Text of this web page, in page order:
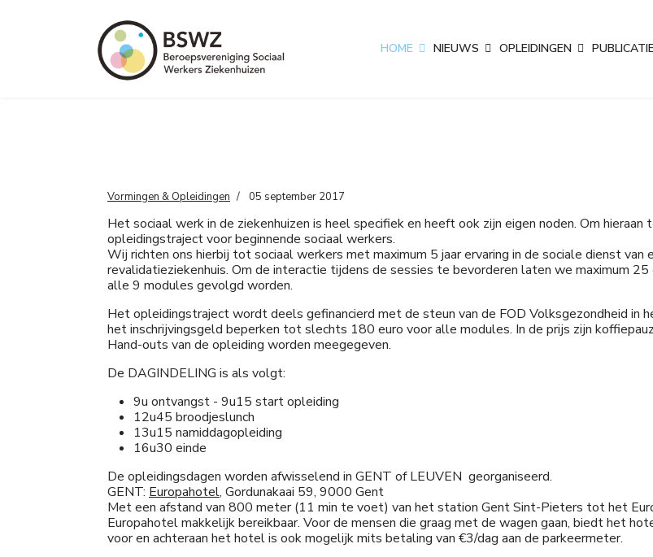
HOME NIEUWS OPLEIDINGEN
Vormingen & Opleidingen 05 september 2017
Het sociaal werk in de ziekenhuizen is heel specifiek en heeft ook zijn eigen noden. Om
opleidingstraject voor beginnende sociaal werkers.
Wij richten ons hierbij tot sociaal werkers met maximum 5 jaar ervaring in de sociale dienst van
revalidatieziekenhuis. Om de interactie tijdens de sessies te bevorderen laten we maximum
alle 9 modules gevolgd worden.
Het opleidingstraject wordt deels gefinancierd met de steun van de FOD Volksgezondheid in
het inschrijvingsgeld beperken tot slechts 180 euro voor alle modules. In de prijs zijn
Hand-outs van de opleiding worden meegegeven.
De DAGINDELING is als volgt:
9u ontvangst - 9u15 start opleiding
12u45 broodjeslunch
13u15 namiddagopleiding
16u30 einde
De opleidingsdagen worden afwisselend in GENT of LEUVEN georganiseerd.
GENT: Europahotel, Gordunakaai 59, 9000 Gent
Met een afstand van 800 meter (11 min te voet) van het station Gent Sint-Pieters tot het
Europahotel makkelijk bereikbaar. Voor de mensen die graag met de wagen gaan, biedt het
voor en achteraan het hotel is ook mogelijk mits betaling van €3/dag aan de parkeermeter.